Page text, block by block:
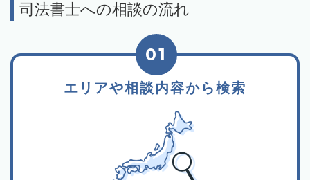
司法書士への相談の流れ
エリアや相談内容から検索
01